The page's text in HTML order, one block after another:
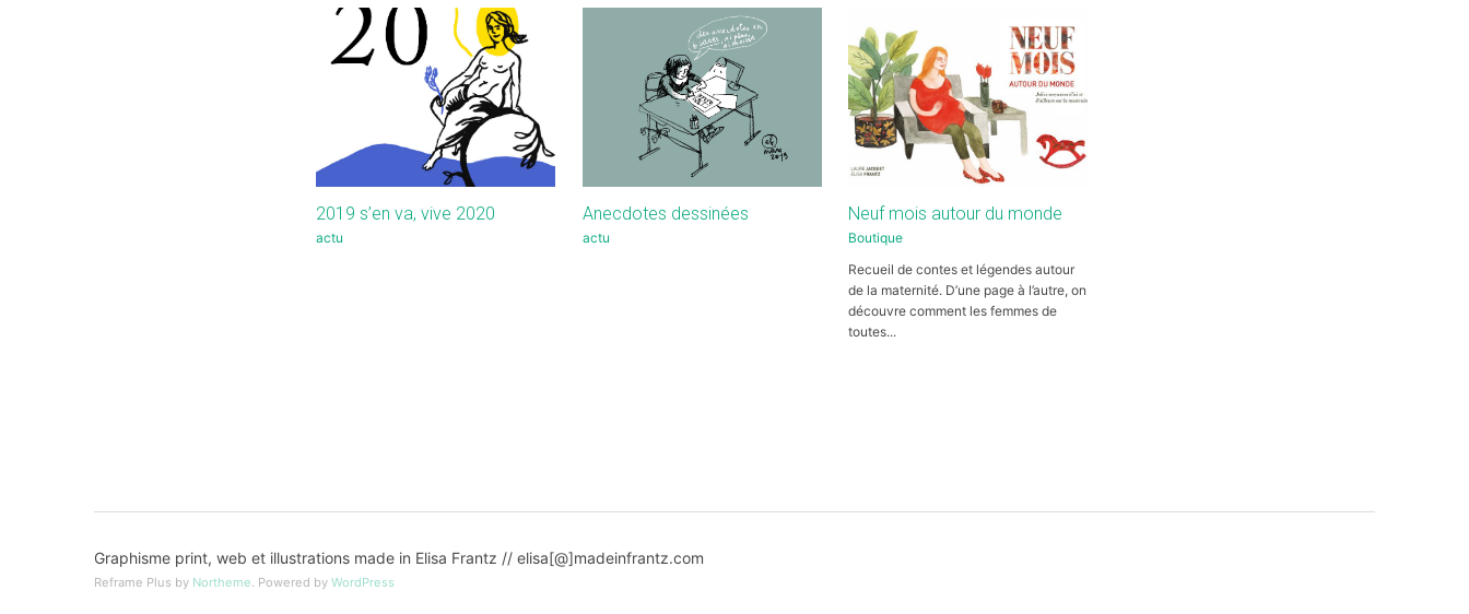
2019 s’en va, vive 2020
actu
Anecdotes dessinées
actu
Neuf mois autour du monde
Boutique
Recueil de contes et légendes autour
de la maternité. D’une page à l’autre, on
découvre comment les femmes de
toutes...
Graphisme print, web et illustrations made in Elisa Frantz // elisa[@]madeinfrantz.com
Reframe Plus by Northeme. Powered by WordPress